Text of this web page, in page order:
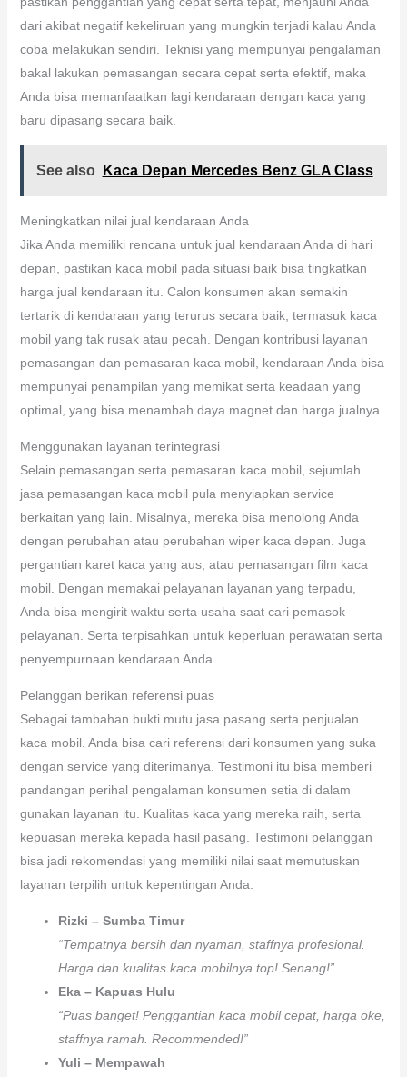
dari akibat negatif kekeliruan yang mungkin terjadi kalau Anda
coba melakukan sendiri. Teknisi yang mempunyai pengalaman
bakal lakukan pemasangan secara cepat serta efektif, maka
Anda bisa memanfaatkan lagi kendaraan dengan kaca yang
baru dipasang secara baik.
See also Kaca Depan Mercedes Benz GLA Class
Meningkatkan nilai jual kendaraan Anda
Jika Anda memiliki rencana untuk jual kendaraan Anda di hari
depan, pastikan kaca mobil pada situasi baik bisa tingkatkan
harga jual kendaraan itu. Calon konsumen akan semakin
tertarik di kendaraan yang terurus secara baik, termasuk kaca
mobil yang tak rusak atau pecah. Dengan kontribusi layanan
pemasangan dan pemasaran kaca mobil, kendaraan Anda bisa
mempunyai penampilan yang memikat serta keadaan yang
optimal, yang bisa menambah daya magnet dan harga jualnya.
Menggunakan layanan terintegrasi
Selain pemasangan serta pemasaran kaca mobil, sejumlah
jasa pemasangan kaca mobil pula menyiapkan service
berkaitan yang lain. Misalnya, mereka bisa menolong Anda
dengan perubahan atau perubahan wiper kaca depan. Juga
pergantian karet kaca yang aus, atau pemasangan film kaca
mobil. Dengan memakai pelayanan layanan yang terpadu,
Anda bisa mengirit waktu serta usaha saat cari pemasok
pelayanan. Serta terpisahkan untuk keperluan perawatan serta
penyempurnaan kendaraan Anda.
Pelanggan berikan referensi puas
Sebagai tambahan bukti mutu jasa pasang serta penjualan
kaca mobil. Anda bisa cari referensi dari konsumen yang suka
dengan service yang diterimanya. Testimoni itu bisa memberi
pandangan perihal pengalaman konsumen setia di dalam
gunakan layanan itu. Kualitas kaca yang mereka raih, serta
kepuasan mereka kepada hasil pasang. Testimoni pelanggan
bisa jadi rekomendasi yang memiliki nilai saat memutuskan
layanan terpilih untuk kepentingan Anda.
Rizki – Sumba Timur
“Tempatnya bersih dan nyaman, staffnya profesional.
Harga dan kualitas kaca mobilnya top! Senang!”
Eka – Kapuas Hulu
“Puas banget! Penggantian kaca mobil cepat, harga oke,
staffnya ramah. Recommended!”
Yuli – Mempawah